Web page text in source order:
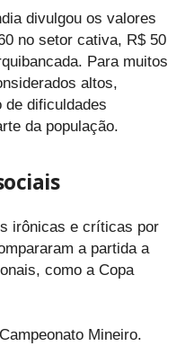
divulgou os valores
no setor cativa, R$ 50
Para muitos
altos,
de dificuldades
da população.
irônicas e críticas por
a partida a
como a Copa
Mineiro.